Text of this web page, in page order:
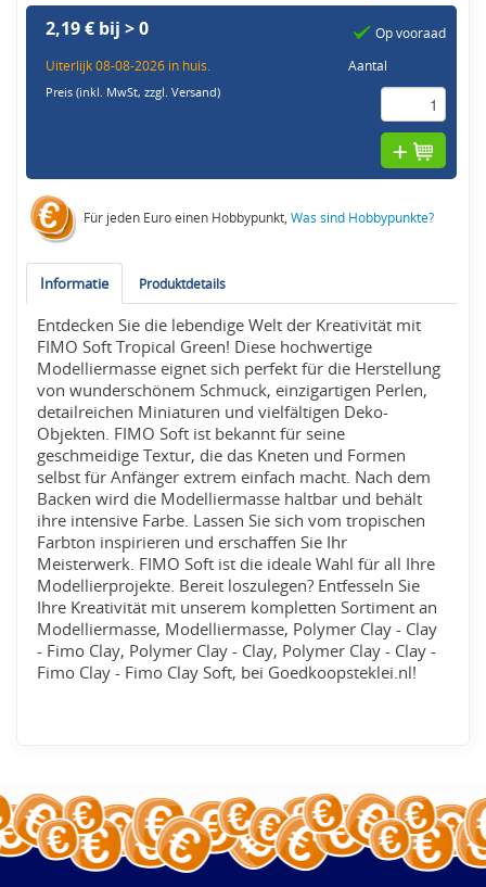
2,19 € bij > 0
Uiterlijk 08-08-2026 in huis.
Preis (inkl. MwSt,zzgl. Versand)
Op vooraad
Aantal
Für jeden Euro einen Hobbypunkt,Was sind Hobbypunkte?
Informatie Produktdetails
Entdecken Sie die lebendige Welt der Kreativität mit
FIMO Soft Tropical Green! Diese hochwertige
Modelliermasse eignet sich perfekt für die Herstellung
von wunderschönem Schmuck, einzigartigen Perlen,
detailreichen Miniaturen und vielfältigen Deko-
Objekten. FIMO Soft ist bekannt für seine
geschmeidige Textur, die das Kneten und Formen
selbst für Anfänger extrem einfach macht. Nach dem
Backen wird die Modelliermasse haltbar und behält
ihre intensive Farbe. Lassen Sie sich vom tropischen
Farbton inspirieren und erschaffen Sie Ihr
Meisterwerk. FIMO Soft ist die ideale Wahl für all Ihre
Modellierprojekte. Bereit loszulegen? Entfesseln Sie
Ihre Kreativität mit unserem kompletten Sortiment an
Modelliermasse, Modelliermasse, Polymer Clay - Clay
- Fimo Clay, Polymer Clay - Clay, Polymer Clay - Clay -
Fimo Clay - Fimo Clay Soft, bei Goedkoopsteklei.nl!